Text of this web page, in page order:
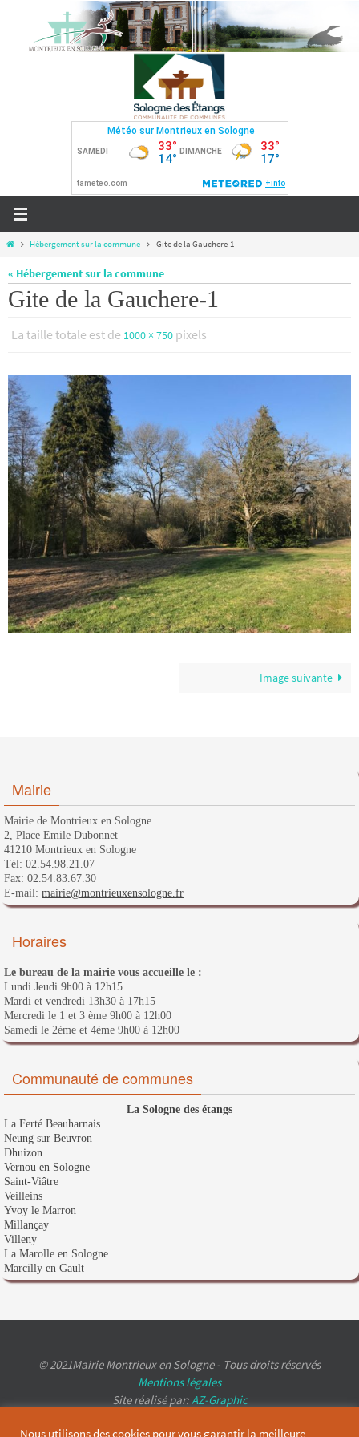
contenu
HomeHébergement sur la commune Gite de la Gauchere-1
« Hébergement sur la commune
Gite de la Gauchere-1
La taille totale est de 1000 × 750 pixels
Image suivante
Mairie
Mairie de Montrieux en Sologne
2, Place Emile Dubonnet
41210 Montrieux en Sologne
Tél: 02.54.98.21.07
Fax: 02.54.83.67.30
E-mail: mairie@montrieuxensologne.fr
Horaires
Le bureau de la mairie vous accueille le :
Lundi Jeudi 9h00 à 12h15
Mardi et vendredi 13h30 à 17h15
Mercredi le 1 et 3 ème 9h00 à 12h00
Samedi le 2ème et 4ème 9h00 à 12h00
Communauté de communes
La Sologne des étangs
La Ferté Beauharnais
Neung sur Beuvron
Dhuizon
Vernou en Sologne
Saint-Viâtre
Veilleins
Yvoy le Marron
Millançay
Villeny
La Marolle en Sologne
Marcilly en Gault
© 2021Mairie Montrieux en Sologne - Tous droits réservés
Mentions légales
Site réalisé par:AZ-Graphic
Nous utilisons des cookies pour vous garantir la meilleure